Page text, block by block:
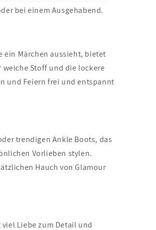
bei einem Ausgehabend.
ein Märchen aussieht, bietet
Stoff und die lockere
und Feiern frei und entspannt
trendigen Ankle Boots, das
Vorlieben stylen.
Hauch von Glamour
Liebe zum Detail und